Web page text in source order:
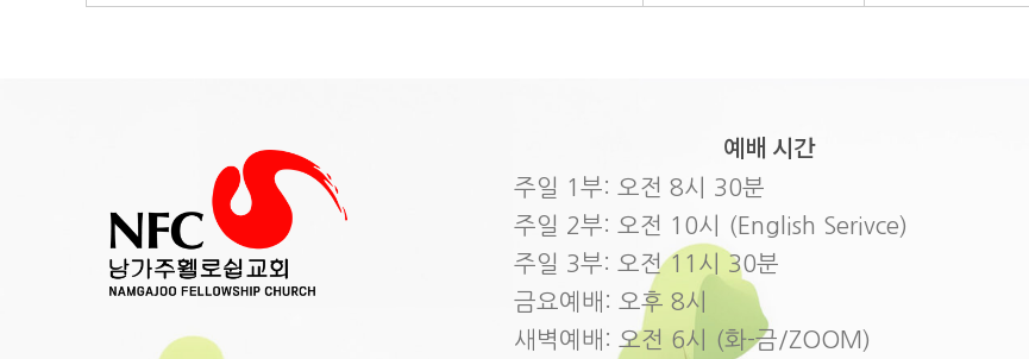
예배 시간
주일 1부: 오전 8시 30분
주일 2부: 오전 10시 (English Serivce)
주일 3부: 오전 11시 30분
금요예배: 오후 8시
새벽예배: 오전 6시 (화-금/ZOOM)